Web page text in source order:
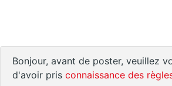
Bonjour, avant de poster, veuillez
d'avoir pris connaissance des